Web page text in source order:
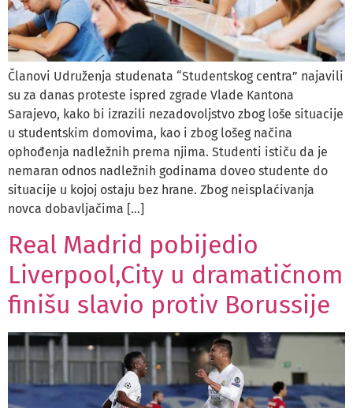
Članovi Udruženja studenata “Studentskog centra” najavili
su za danas proteste ispred zgrade Vlade Kantona
Sarajevo, kako bi izrazili nezadovoljstvo zbog loše situacije
u studentskim domovima, kao i zbog lošeg načina
ophođenja nadležnih prema njima. Studenti ističu da je
nemaran odnos nadležnih godinama doveo studente do
situacije u kojoj ostaju bez hrane. Zbog neisplaćivanja
novca dobavljačima […]
Real Madrid pobijedio
Liverpool,City u dramatičnom
finišu slavio protiv Borussije